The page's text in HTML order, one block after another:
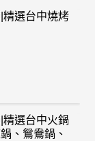
精選台中燒烤
精選台中火鍋
、鴛鴦鍋、